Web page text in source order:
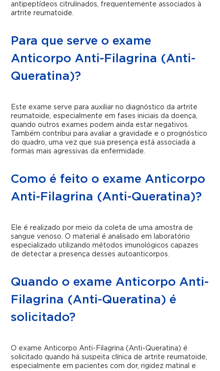
antipeptídeos citrulinados, frequentemente associados à
artrite reumatoide.
Para que serve o exame
Anticorpo Anti-Filagrina (Anti-
Queratina)?
Este exame serve para auxiliar no diagnóstico da artrite
reumatoide, especialmente em fases iniciais da doença,
quando outros exames podem ainda estar negativos.
Também contribui para avaliar a gravidade e o prognóstico
do quadro, uma vez que sua presença está associada a
formas mais agressivas da enfermidade.
Como é feito o exame Anticorpo
Anti-Filagrina (Anti-Queratina)?
Ele é realizado por meio da coleta de uma amostra de
sangue venoso. O material é analisado em laboratório
especializado utilizando métodos imunológicos capazes
de detectar a presença desses autoanticorpos.
Quando o exame Anticorpo Anti-
Filagrina (Anti-Queratina) é
solicitado?
O exame Anticorpo Anti-Filagrina (Anti-Queratina) é
solicitado quando há suspeita clínica de artrite reumatoide,
especialmente em pacientes com dor, rigidez matinal e